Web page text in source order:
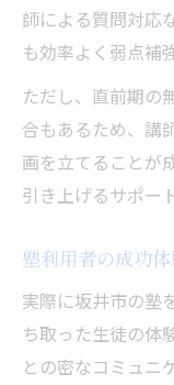
師による質問対応
も効率よく弱点補
ただし、直前期の
合もあるため、講
画を立てることが
引き上げるサポー
塾利用者の成功
実際に坂井市の塾
ち取った生徒の体
との密なコミュニ